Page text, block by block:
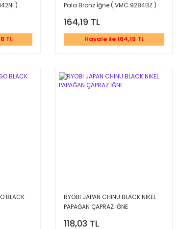
)
TL
Pala Bronz İğne ( VMC 9284BZ )
164,19 TL
Havale ile 164,19 TL
BLACK
RYOBI JAPAN CHINU BLACK NIKEL
PAPAĞAN ÇAPRAZ İĞNE
118,03 TL